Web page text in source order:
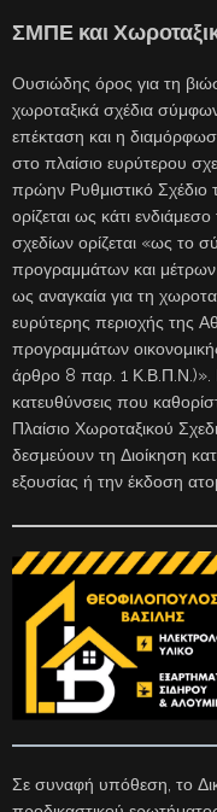
ΣΜΠΕ και
Ουσιώδης όρος για τη
χωροταξικά σχέδια
επέκταση και η
στο πλαίσιο ευρύτερου
πρώην Ρυθμιστικό
ορίζεται ως κάτι
σχεδίων ορίζεται «ως το
προγραμμάτων και
ως αναγκαία για τη
ευρύτερης περιοχής της
προγραμμάτων
άρθρο 8 παρ. 1 Κ.Β.Π.Ν.)».
κατευθύνσεις που
Πλαίσιο Χωροταξικού
δεσμεύουν τη Διοίκηση
εξουσίας ή την έκδοση
Σε συναφή υπόθεση, το